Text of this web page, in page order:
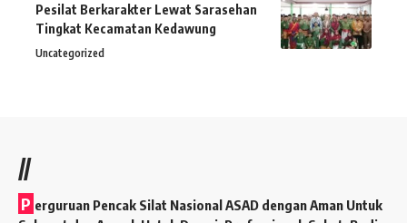
Pesilat Berkarakter Lewat Sarasehan
Tingkat Kecamatan Kedawung
Uncategorized
//
P erguruan Pencak Silat Nasional ASAD dengan Aman Untuk